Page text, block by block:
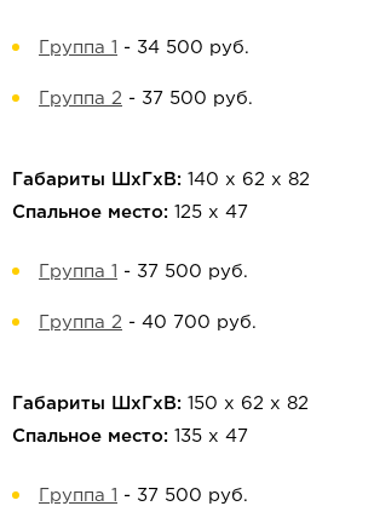
Группа 1 - 34 500 руб.
Группа 2 - 37 500 руб.
Габариты ШхГхВ: 140 х 62 х 82
Спальное место: 125 х 47
Группа 1 - 37 500 руб.
Группа 2 - 40 700 руб.
Габариты ШхГхВ: 150 х 62 х 82
Спальное место: 135 х 47
Группа 1 - 37 500 руб.